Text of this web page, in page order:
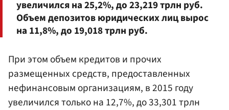
увеличился на 25,2%, до 23,219 трлн руб.
Объем депозитов юридических лиц вырос
на 11,8%, до 19,018 трлн руб.
При этом объем кредитов и прочих
размещенных средств, предоставленных
нефинансовым организациям, в 2015 году
увеличился только на 12,7%, до 33,301 трлн